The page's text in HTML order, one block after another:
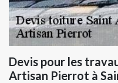
Devis pour les
Artisan Pierrot à